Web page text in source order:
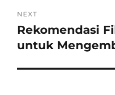
NEXT
Next
post:
Rekomendasi
untuk